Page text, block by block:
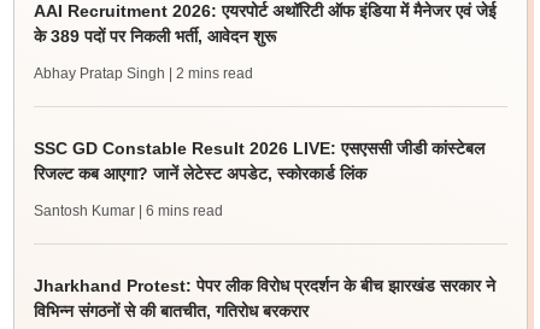
AAI Recruitment 2026: एयरपोर्ट अथॉरिटी ऑफ इंडिया में मैनेजर एवं जेई
के 389 पदों पर निकली भर्ती, आवेदन शुरू
Abhay Pratap Singh | 2 mins read
SSC GD Constable Result 2026 LIVE: एसएससी जीडी कांस्टेबल
रिजल्ट कब आएगा? जानें लेटेस्ट अपडेट, स्कोरकार्ड लिंक
Santosh Kumar | 6 mins read
Jharkhand Protest: पेपर लीक विरोध प्रदर्शन के बीच झारखंड सरकार ने
विभिन्न संगठनों से की बातचीत, गतिरोध बरकरार